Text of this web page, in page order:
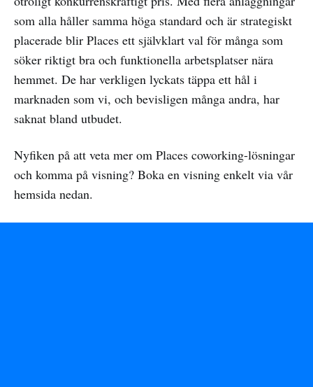
som alla håller samma höga standard och är strategiskt
placerade blir Places ett självklart val för många som
söker riktigt bra och funktionella arbetsplatser nära
hemmet. De har verkligen lyckats täppa ett hål i
marknaden som vi, och bevisligen många andra, har
saknat bland utbudet.
Nyfiken på att veta mer om Places coworking-lösningar
och komma på visning? Boka en visning enkelt via vår
hemsida nedan.